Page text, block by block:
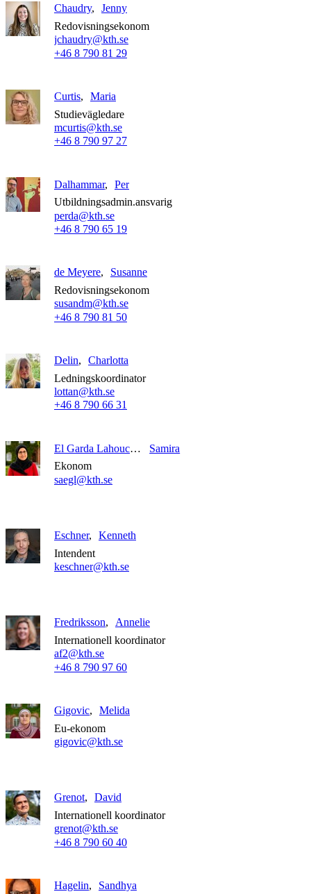
Chaudry
Jenny
Redovisningsekonom
jchaudry@kth.se
+46 8 790 81 29
Curtis
Maria
Studievägledare
mcurtis@kth.se
+46 8 790 97 27
Dalhammar
Per
Utbildningsadmin.ansvarig
perda@kth.se
+46 8 790 65 19
de Meyere
Susanne
Redovisningsekonom
susandm@kth.se
+46 8 790 81 50
Delin
Charlotta
Ledningskoordinator
lottan@kth.se
+46 8 790 66 31
El Garda Lahoucine
Samira
Ekonom
saegl@kth.se
Eschner
Kenneth
Intendent
keschner@kth.se
Fredriksson
Annelie
Internationell koordinator
af2@kth.se
+46 8 790 97 60
Gigovic
Melida
Eu-ekonom
gigovic@kth.se
Grenot
David
Internationell koordinator
grenot@kth.se
+46 8 790 60 40
Hagelin Sandhya